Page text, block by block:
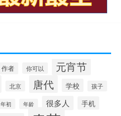
作者 你可以 元宵节
北京 唐代 学校 孩子
年初 年龄 很多人 手机